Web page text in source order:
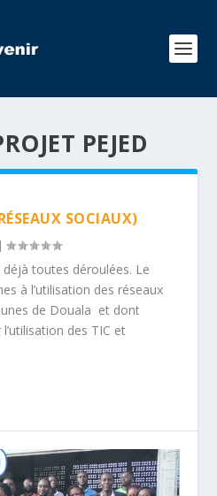
PEJED
SOCIAUX)
|
toutes déroulées. Le
à l’utilisation des réseaux
de Douala et dont
des TIC et